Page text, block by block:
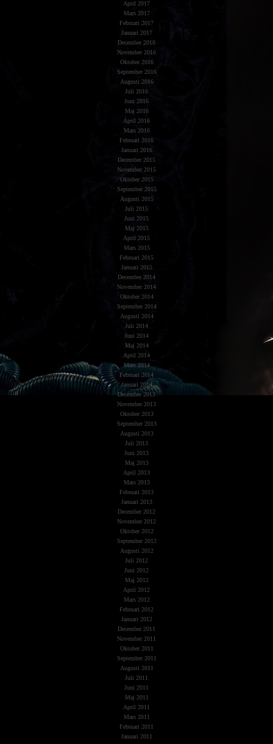
April 2017
Mars 2017
Februari 2017
Januari 2017
December 2016
November 2016
Oktober 2016
September 2016
Augusti 2016
Juli 2016
Juni 2016
Maj 2016
April 2016
Mars 2016
Februari 2016
Januari 2016
December 2015
November 2015
Oktober 2015
September 2015
Augusti 2015
Juli 2015
Juni 2015
Maj 2015
April 2015
Mars 2015
Februari 2015
Januari 2015
December 2014
November 2014
Oktober 2014
September 2014
Augusti 2014
Juli 2014
Juni 2014
Maj 2014
April 2014
Mars 2014
Februari 2014
Januari 2014
December 2013
November 2013
Oktober 2013
September 2013
Augusti 2013
Juli 2013
Juni 2013
Maj 2013
April 2013
Mars 2013
Februari 2013
Januari 2013
December 2012
November 2012
Oktober 2012
September 2012
Augusti 2012
Juli 2012
Juni 2012
Maj 2012
April 2012
Mars 2012
Februari 2012
Januari 2012
December 2011
November 2011
Oktober 2011
September 2011
Augusti 2011
Juli 2011
Juni 2011
Maj 2011
April 2011
Mars 2011
Februari 2011
Januari 2011